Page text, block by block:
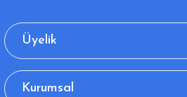
Üyelik
Kurumsal